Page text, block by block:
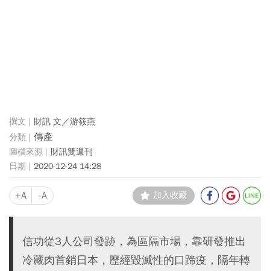
財訊 文／游筱燕
傳產
財訊雙週刊
2020-12-24 14:28
+A -A 加入收藏
信功從3人公司發跡，為區隔市場，靠研發推出
冷藏肉首銷日本，歷經毀滅性的口蹄疫，隔年轉